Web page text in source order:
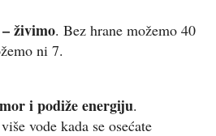
živimo. Bez hrane možemo 40
ni 7.
i podiže energiju.
vode kada se osećate